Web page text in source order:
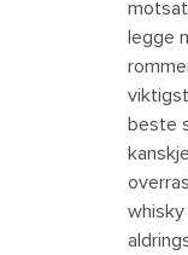
legge
beste